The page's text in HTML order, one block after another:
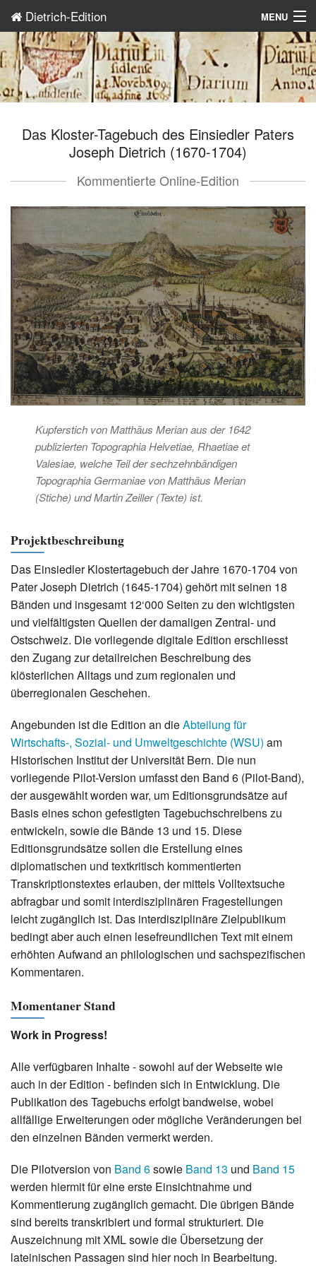
Dietrich-Edition MENU
Über das Projekt
Autor und Werk
Edition
Das Kloster-Tagebuch des Einsiedler Paters
Joseph Dietrich (1670-1704)
Kommentierte Online-Edition
Kupferstich von Matthäus Merian aus der 1642
publizierten Topographia Helvetiae, Rhaetiae et
Valesiae, welche Teil der sechzehnbändigen
Topographia Germaniae von Matthäus Merian
(Stiche) und Martin Zeiller (Texte) ist.
Projektbeschreibung
Das Einsiedler Klostertagebuch der Jahre 1670-1704 von
Pater Joseph Dietrich (1645-1704) gehört mit seinen 18
Bänden und insgesamt 12‘000 Seiten zu den wichtigsten
und vielfältigsten Quellen der damaligen Zentral- und
Ostschweiz. Die vorliegende digitale Edition erschliesst
den Zugang zur detailreichen Beschreibung des
klösterlichen Alltags und zum regionalen und
überregionalen Geschehen.
Angebunden ist die Edition an dieAbteilung für
Wirtschafts-, Sozial- und Umweltgeschichte (WSU) am
Historischen Institut der Universität Bern. Die nun
vorliegende Pilot-Version umfasst den Band 6 (Pilot-Band),
der ausgewählt worden war, um Editionsgrundsätze auf
Basis eines schon gefestigten Tagebuchschreibens zu
entwickeln, sowie die Bände 13 und 15. Diese
Editionsgrundsätze sollen die Erstellung eines
diplomatischen und textkritisch kommentierten
Transkriptionstextes erlauben, der mittels Volltextsuche
abfragbar und somit interdisziplinären Fragestellungen
leicht zugänglich ist. Das interdisziplinäre Zielpublikum
bedingt aber auch einen lesefreundlichen Text mit einem
erhöhten Aufwand an philologischen und sachspezifischen
Kommentaren.
Momentaner Stand
Work in Progress!
Alle verfügbaren Inhalte - sowohl auf der Webseite wie
auch in der Edition - befinden sich in Entwicklung. Die
Publikation des Tagebuchs erfolgt bandweise, wobei
allfällige Erweiterungen oder mögliche Veränderungen bei
den einzelnen Bänden vermerkt werden.
Die Pilotversion von Band 6sowie Band 13 und Band 15
werden hiermit für eine erste Einsichtnahme und
Kommentierung zugänglich gemacht. Die übrigen Bände
sind bereits transkribiert und formal strukturiert. Die
Auszeichnung mit XML sowie die Übersetzung der
lateinischen Passagen sind hier noch in Bearbeitung.